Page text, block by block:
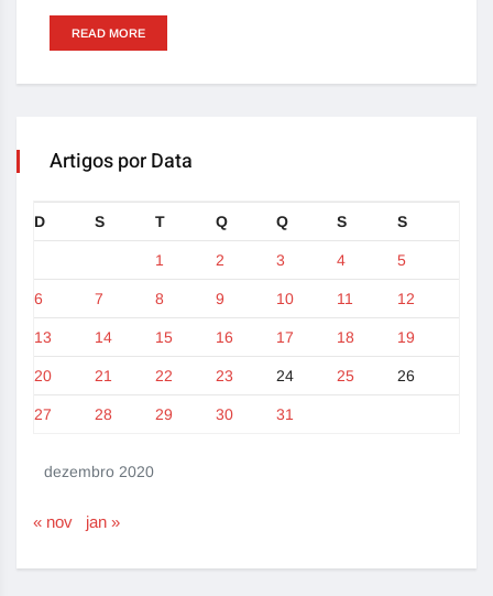
READ MORE
Artigos por Data
dezembro 2020
D S T Q Q S S
1 2 3 4 5
6 7 8 9 10 11 12
13 14 15 16 17 18 19
20 21 22 23 24 25 26
27 28 29 30 31
« nov jan »